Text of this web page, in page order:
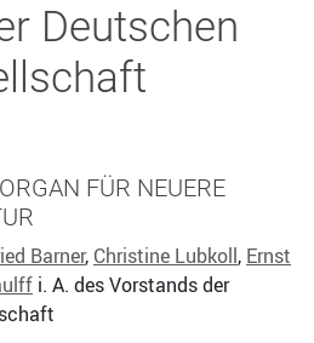
Deutschen
FÜR NEUERE
Barner, Christine Lubkoll, Ernst
i. A. des Vorstands der